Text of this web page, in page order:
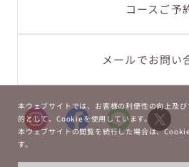
コースご予
メールでお問い
本ウェブサイトでは、お客様の利便性の向上及
的として、Cookieを使用しています。
本ウェブサイトの閲覧を続行した場合は、
す。